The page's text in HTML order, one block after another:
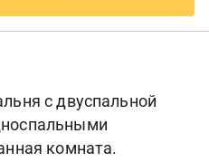
с двуспальной
комната.